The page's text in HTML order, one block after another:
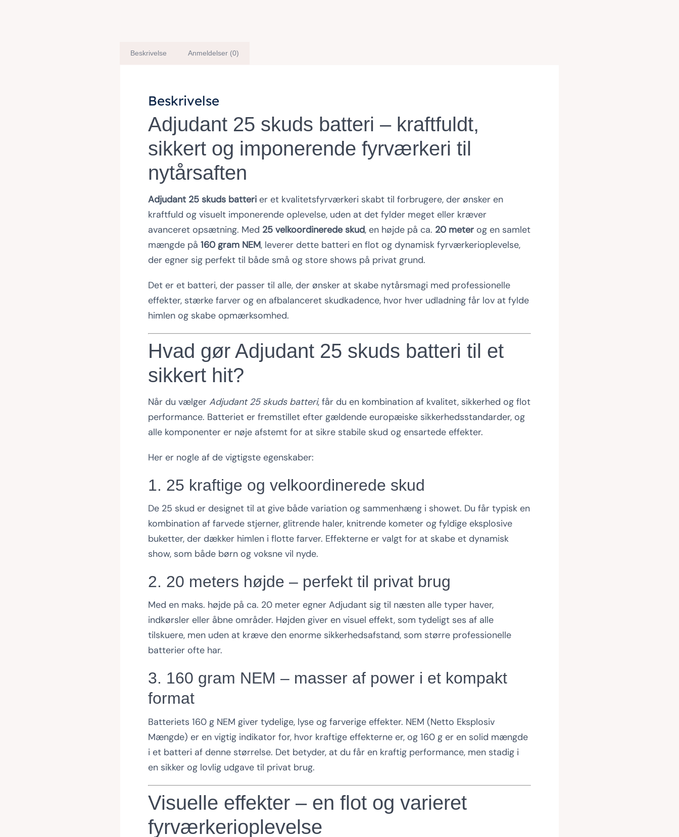
Beskrivelse Anmeldelser (0)
Beskrivelse
Adjudant 25 skuds batteri – kraftfuldt,
sikkert og imponerende fyrværkeri til
nytårsaften
Adjudant 25 skuds batteri er et kvalitetsfyrværkeri skabt til forbrugere, der ønsker en
kraftfuld og visuelt imponerende oplevelse, uden at det fylder meget eller kræver
avanceret opsætning. Med 25 velkoordinerede skud, en højde på ca. 20 meter og en samlet
mængde på160 gram NEM, leverer dette batteri en flot og dynamisk fyrværkerioplevelse,
der egner sig perfekt til både små og store shows på privat grund.
Det er et batteri, der passer til alle, der ønsker at skabe nytårsmagi med professionelle
effekter, stærke farver og en afbalanceret skudkadence, hvor hver udladning får lov at fylde
himlen og skabe opmærksomhed.
Hvad gør Adjudant 25 skuds batteri til et
sikkert hit?
Når du vælgerAdjudant 25 skuds batteri, får du en kombination af kvalitet, sikkerhed og flot
performance. Batteriet er fremstillet efter gældende europæiske sikkerhedsstandarder, og
alle komponenter er nøje afstemt for at sikre stabile skud og ensartede effekter.
Her er nogle af de vigtigste egenskaber:
1. 25 kraftige og velkoordinerede skud
De 25 skud er designet til at give både variation og sammenhæng i showet. Du får typisk en
kombination af farvede stjerner, glitrende haler, knitrende kometer og fyldige eksplosive
buketter, der dækker himlen i flotte farver. Effekterne er valgt for at skabe et dynamisk
show, som både børn og voksne vil nyde.
2. 20 meters højde – perfekt til privat brug
Med en maks. højde på ca. 20 meter egner Adjudant sig til næsten alle typer haver,
indkørsler eller åbne områder. Højden giver en visuel effekt, som tydeligt ses af alle
tilskuere, men uden at kræve den enorme sikkerhedsafstand, som større professionelle
batterier ofte har.
3. 160 gram NEM – masser af power i et kompakt
format
Batteriets 160 g NEM giver tydelige, lyse og farverige effekter. NEM (Netto Eksplosiv
Mængde) er en vigtig indikator for, hvor kraftige effekterne er, og 160 g er en solid mængde
i et batteri af denne størrelse. Det betyder, at du får en kraftig performance, men stadig i
en sikker og lovlig udgave til privat brug.
Visuelle effekter – en flot og varieret
fyrværkerioplevelse